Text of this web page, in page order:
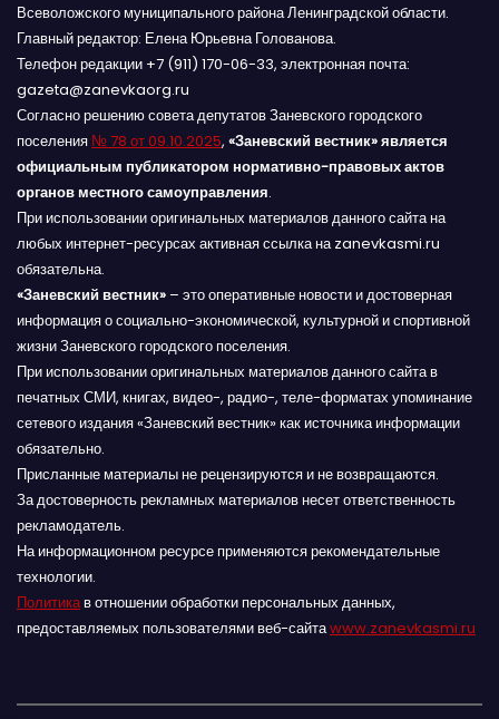
Всеволожского муниципального района Ленинградской области.
Главный редактор: Елена Юрьевна Голованова.
Телефон редакции +7 (911) 170-06-33, электронная почта:
gazeta@zanevkaorg.ru
Согласно решению совета депутатов Заневского городского
поселения № 78 от 09.10.2025, «Заневский вестник» является
официальным публикатором нормативно-правовых актов
органов местного самоуправления.
При использовании оригинальных материалов данного сайта на
любых интернет-ресурсах активная ссылка на zanevkasmi.ru
обязательна.
«Заневский вестник» – это оперативные новости и достоверная
информация о социально-экономической, культурной и спортивной
жизни Заневского городского поселения.
При использовании оригинальных материалов данного сайта в
печатных СМИ, книгах, видео-, радио-, теле-форматах упоминание
сетевого издания «Заневский вестник» как источника информации
обязательно.
Присланные материалы не рецензируются и не возвращаются.
За достоверность рекламных материалов несет ответственность
рекламодатель.
На информационном ресурсе применяются рекомендательные
технологии.
Политикав отношении обработки персональных данных,
предоставляемых пользователями веб-сайтаwww.zanevkasmi.ru